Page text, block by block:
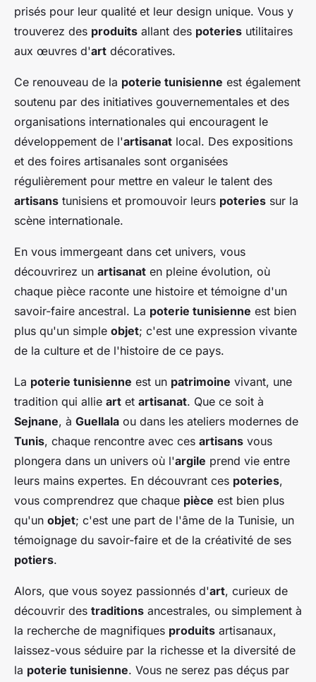
prisés pour leur qualité et leur design unique. Vous y
trouverez des produits allant des poteries utilitaires
aux œuvres d'art décoratives.
Ce renouveau de la poterie tunisienne est également
soutenu par des initiatives gouvernementales et des
organisations internationales qui encouragent le
développement de l'artisanat local. Des expositions
et des foires artisanales sont organisées
régulièrement pour mettre en valeur le talent des
artisans tunisiens et promouvoir leurs poteries sur la
scène internationale.
En vous immergeant dans cet univers, vous
découvrirez un artisanat en pleine évolution, où
chaque pièce raconte une histoire et témoigne d'un
savoir-faire ancestral. La poterie tunisienne est bien
plus qu'un simple objet; c'est une expression vivante
de la culture et de l'histoire de ce pays.
La poterie tunisienne est un patrimoine vivant, une
tradition qui allie art et artisanat. Que ce soit à
Sejnane, à Guellala ou dans les ateliers modernes de
Tunis, chaque rencontre avec ces artisans vous
plongera dans un univers où l'argile prend vie entre
leurs mains expertes. En découvrant ces poteries,
vous comprendrez que chaque pièce est bien plus
qu'un objet; c'est une part de l'âme de la Tunisie, un
témoignage du savoir-faire et de la créativité de ses
potiers.
Alors, que vous soyez passionnés d'art, curieux de
découvrir des traditions ancestrales, ou simplement à
la recherche de magnifiques produits artisanaux,
laissez-vous séduire par la richesse et la diversité de
la poterie tunisienne. Vous ne serez pas déçus par